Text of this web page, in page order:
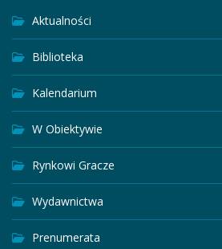
Aktualności
Biblioteka
Kalendarium
W Obiektywie
Rynkowi Gracze
Wydawnictwa
Prenumerata